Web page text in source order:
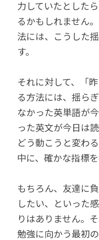
力していたとした
るかもしれません
法には、こうした
す。
それに対して、「
る方法には、揺ら
なかった英単語が
った英文が今日は
どう動こうと変わ
中に、確かな指標
もちろん、友達に
したい、といった
りはありません。
勉強に向かう最初